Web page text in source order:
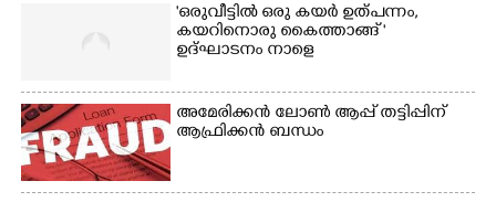
'ഒരുവീട്ടിൽ ഒരു കയർ ഉത്പന്നം,
കയറിനൊരു കൈത്താങ്ങ് '
ഉദ്ഘാടനം നാളെ
അമേരിക്കൻ ലോൺ ആപ്പ് തട്ടിപ്പിന്
ആഫ്രിക്കൻ ബന്ധം